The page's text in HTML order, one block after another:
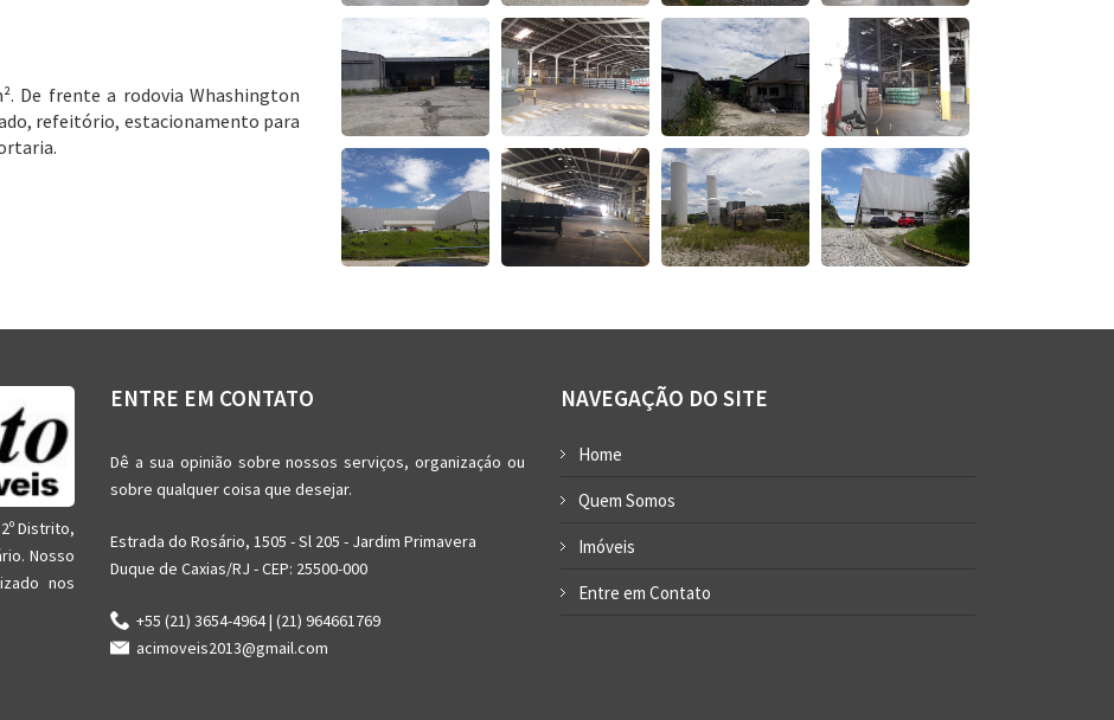
De frente a rodovia Whashington
refeitório, estacionamento para
Distrito,
Nosso
nos
ENTRE EM CONTATO
Dê a sua opinião sobre nossos serviços, organizaçáo ou
sobre qualquer coisa que desejar.
Estrada do Rosário, 1505 - Sl 205 - Jardim Primavera
Duque de Caxias/RJ - CEP: 25500-000
+55 (21) 3654-4964 | (21) 964661769
acimoveis2013@gmail.com
NAVEGAÇÃO DO SITE
Home
Quem Somos
Imóveis
Entre em Contato